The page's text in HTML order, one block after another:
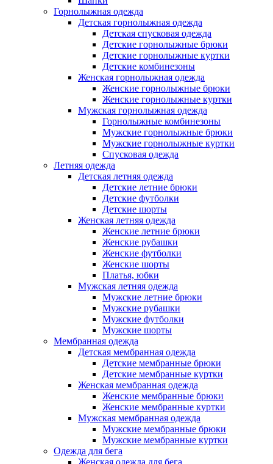
Горнолыжная одежда
Детская горнолыжная одежда
Детская спусковая одежда
Детские горнолыжные брюки
Детские горнолыжные куртки
Детские комбинезоны
Женская горнолыжная одежда
Женские горнолыжные брюки
Женские горнолыжные куртки
Мужская горнолыжная одежда
Горнолыжные комбинезоны
Мужские горнолыжные брюки
Мужские горнолыжные куртки
Спусковая одежда
Летняя одежда
Детская летняя одежда
Детские летние брюки
Детские футболки
Детские шорты
Женская летняя одежда
Женские летние брюки
Женские рубашки
Женские футболки
Женские шорты
Платья, юбки
Мужская летняя одежда
Мужские летние брюки
Мужские рубашки
Мужские футболки
Мужские шорты
Мембранная одежда
Детская мембранная одежда
Детские мембранные брюки
Детские мембранные куртки
Женская мембранная одежда
Женские мембранные брюки
Женские мембранные куртки
Мужская мембранная одежда
Мужские мембранные брюки
Мужские мембранные куртки
Одежда для бега
Женская одежда для бега